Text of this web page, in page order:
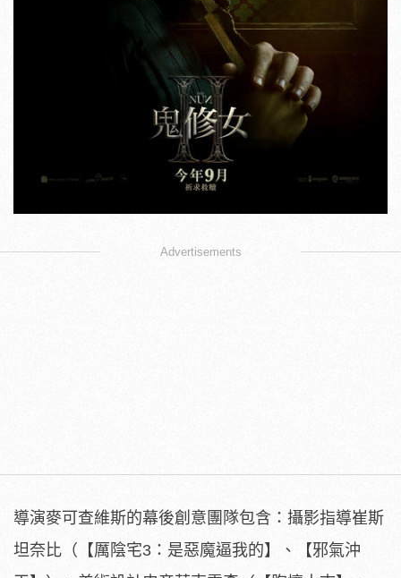
Advertisements
導演麥可查維斯的幕後創意團隊包含：攝影指導崔斯
坦奈比（【厲陰宅3：是惡魔逼我的】、【邪氣沖